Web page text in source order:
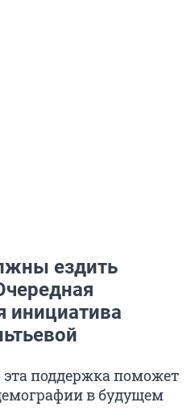
ездить
инициатива
эта поддержка поможет
в будущем